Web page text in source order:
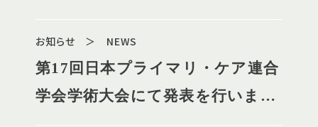
お知らせ ＞ NEWS
第17回日本プライマリ・ケア連合
学会学術大会にて発表を行いまし